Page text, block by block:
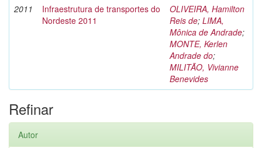
2011
Infraestrutura de transportes do
Nordeste 2011
OLIVEIRA, Hamilton
Reis de; LIMA,
Mônica de Andrade;
MONTE, Kerlen
Andrade do;
MILITÃO, Vivianne
Benevides
Refinar
Autor